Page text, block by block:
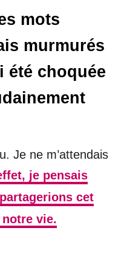
mots
murmurés
été choquée
Je ne m’attendais
je pensais
cet
vie.